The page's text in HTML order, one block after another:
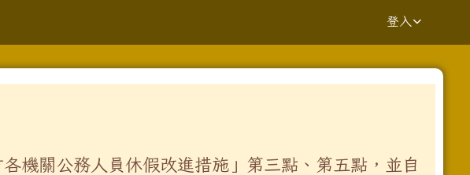
登入
機關公務人員休假改進措施」第三點、第五點，並自